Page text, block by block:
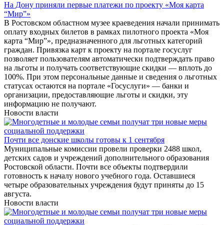
На Дону приняли первые платежи по проекту «Моя карта
“Мир”»
В Ростовском областном музее краеведения начали принимать
оплату входных билетов в рамках пилотного проекта «Моя
карта “Мир”», предназначенного для льготных категорий
граждан. Привязка карт к проекту на портале госуслуг
позволяет пользователям автоматически подтверждать право
на льготы и получать соответствующие скидки — вплоть до
100%. При этом персональные данные и сведения о льготных
статусах остаются на портале «Госуслуги» — банки и
организации, предоставляющие льготы и скидки, эту
информацию не получают.
Новости власти
Почти все донские школы готовы к 1 сентября
Муниципальные комиссии провели проверки 2488 школ,
детских садов и учреждений дополнительного образования
Ростовской области. Почти все объекты подтвердили
готовность к началу нового учебного года. Оставшиеся
четыре образовательных учреждения будут приняты до 15
августа.
Новости власти